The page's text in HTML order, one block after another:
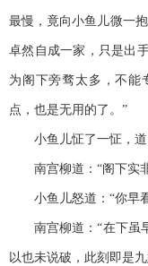
最慢，竟向小鱼儿微一
卓然自成一家，只是出
为阁下旁骛太多，不能
点，也是无用的了。”
小鱼儿怔了一怔，道
南宫柳道：“阁下实非
小鱼儿怒道：“你早看
南宫柳道：“在下虽早
以也未说破，此刻即是